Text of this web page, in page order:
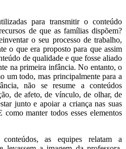
para transmitir o conteúdo
de que as famílias dispõem?
o seu processo de trabalho,
o que era proposto para que assim
de qualidade e que fosse aliado
na primeira infância. No entanto, o
um todo, mas principalmente para a
não se resume a conteúdos
de afeto, de vínculo, de olhar, de
junto e apoiar a criança nas suas
como manter todos esses elementos
as equipes relatam a